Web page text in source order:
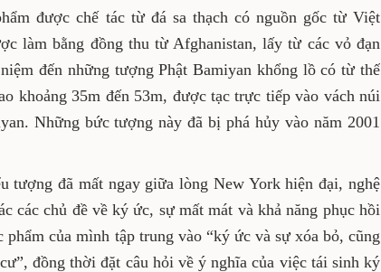
được chế tác từ đá sa thạch có nguồn gốc từ Việt
làm bằng đồng thu từ Afghanistan, lấy từ các vỏ đạn
đến những tượng Phật Bamiyan khổng lồ có từ thế
khoảng 35m đến 53m, được tạc trực tiếp vào vách núi
Những bức tượng này đã bị phá hủy vào năm 2001
tượng đã mất ngay giữa lòng New York hiện đại, nghệ
các chủ đề về ký ức, sự mất mát và khả năng phục hồi
phẩm của mình tập trung vào “ký ức và sự xóa bỏ, cũng
đồng thời đặt câu hỏi về ý nghĩa của việc tái sinh ký